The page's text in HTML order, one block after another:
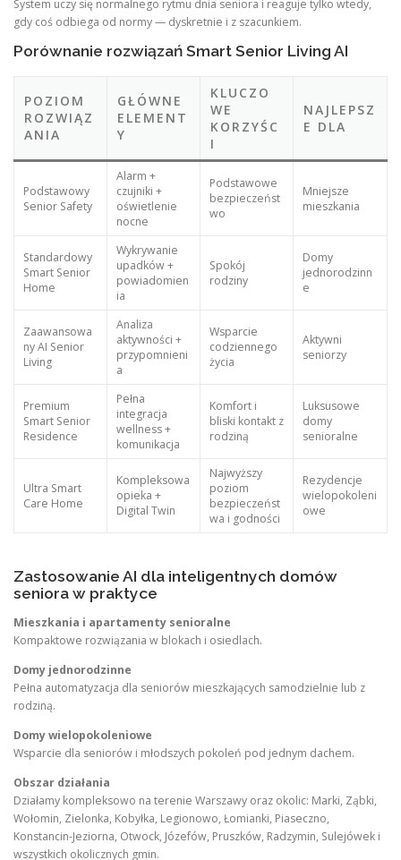
System uczy się normalnego rytmu dnia seniora i reaguje tylko wtedy,
gdy coś odbiega od normy — dyskretnie i z szacunkiem.
Porównanie rozwiązań Smart Senior Living AI
POZIOM
ROZWIĄZ
ANIA
GŁÓWNE
ELEMENT
Y
KLUCZO
WE
KORZYŚC
I
NAJLEPSZ
E DLA
Podstawowy
Senior Safety
Alarm +
czujniki +
oświetlenie
nocne
Podstawowe
bezpieczeńst
wo
Mniejsze
mieszkania
Standardowy
Smart Senior
Home
Wykrywanie
upadków +
powiadomien
ia
Spokój
rodziny
Domy
jednorodzinn
e
Zaawansowa
ny AI Senior
Living
Analiza
aktywności +
przypomnieni
a
Wsparcie
codziennego
życia
Aktywni
seniorzy
Premium
Smart Senior
Residence
Pełna
integracja
wellness +
komunikacja
Komfort i
bliski kontakt z
rodziną
Luksusowe
domy
senioralne
Ultra Smart
Care Home
Kompleksowa
opieka +
Digital Twin
Najwyższy
poziom
bezpieczeńst
wa i godności
Rezydencje
wielopokoleni
owe
Zastosowanie AI dla inteligentnych domów
seniora w praktyce
Mieszkania i apartamenty senioralne
Kompaktowe rozwiązania w blokach i osiedlach.
Domy jednorodzinne
Pełna automatyzacja dla seniorów mieszkających samodzielnie lub z
rodziną.
Domy wielopokoleniowe
Wsparcie dla seniorów i młodszych pokoleń pod jednym dachem.
Obszar działania
Działamy kompleksowo na terenie Warszawy oraz okolic: Marki, Ząbki,
Wołomin, Zielonka, Kobyłka, Legionowo, Łomianki, Piaseczno,
Konstancin-Jeziorna, Otwock, Józefów, Pruszków, Radzymin, Sulejówek i
wszystkich okolicznych gmin.